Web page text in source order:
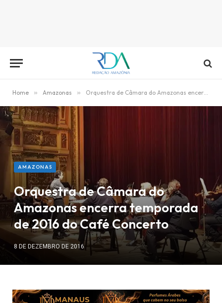
Home » Amazonas » Orquestra de Câmara do Amazonas encerra temporada de 2016 do Café Concerto
AMAZONAS
Orquestra de Câmara do
Amazonas encerra temporada
de 2016 do Café Concerto
8 DE DEZEMBRO DE 2016